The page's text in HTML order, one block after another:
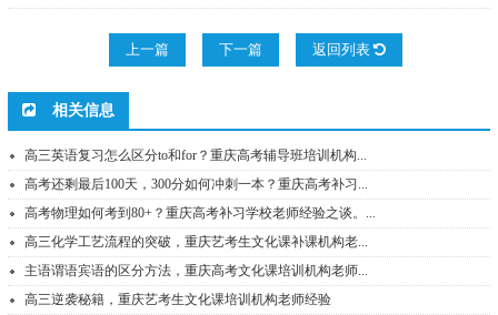
上一篇 下一篇 返回列表
相关信息
高三英语复习怎么区分to和for？重庆高考辅导班培训机构...
高考还剩最后100天，300分如何冲刺一本？重庆高考补习...
高考物理如何考到80+？重庆高考补习学校老师经验之谈。...
高三化学工艺流程的突破，重庆艺考生文化课补课机构老...
主语谓语宾语的区分方法，重庆高考文化课培训机构老师...
高三逆袭秘籍，重庆艺考生文化课培训机构老师经验